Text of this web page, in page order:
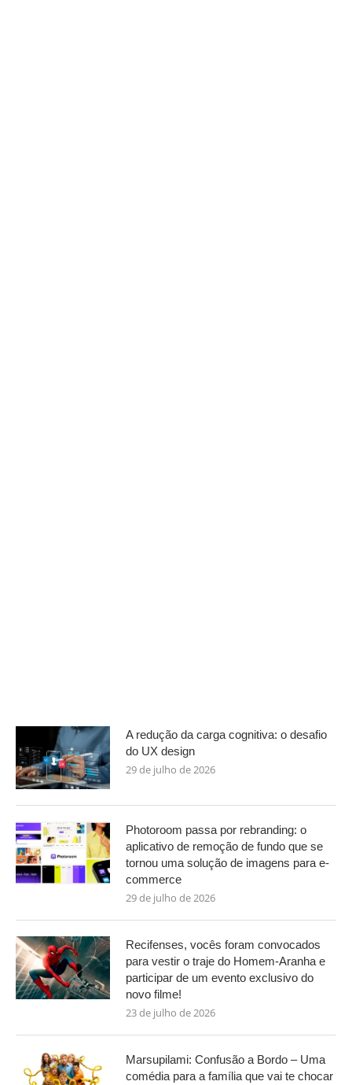
A redução da carga cognitiva: o desafio
do UX design
29 de julho de 2026
Photoroom passa por rebranding: o
aplicativo de remoção de fundo que se
tornou uma solução de imagens para e-
commerce
29 de julho de 2026
Recifenses, vocês foram convocados
para vestir o traje do Homem-Aranha e
participar de um evento exclusivo do
novo filme!
23 de julho de 2026
Marsupilami: Confusão a Bordo – Uma
comédia para a família que vai te chocar